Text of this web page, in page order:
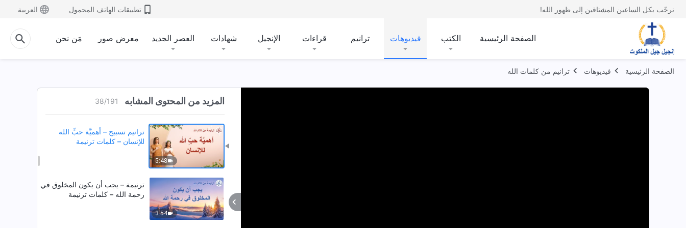
نرحّب بكل الساعين المشتاقين إلى ظهور الله! تطبيقات الهاتف المحمول العربية
الصفحة الرئيسية الكتب فيديوهات ترانيم قراءات الإنجيل شهادات العصر الجديد معرض صور مَن نحن
الصفحة الرئيسية فيديوهات ترانيم من كلمات الله
المزيد من المحتوى المشابه 38/191
مهمة أي مخلوق – كلمات ترنيمة
4:43
شيء من أجل الحق – كلمات ترنيمة
5:48
ترانيم تسبيح – أهميَّة حبِّ الله
للإنسان – كلمات ترنيمة
3:54
ترنيمة – يجب أن يكون المخلوق في
رحمة الله – كلمات ترنيمة